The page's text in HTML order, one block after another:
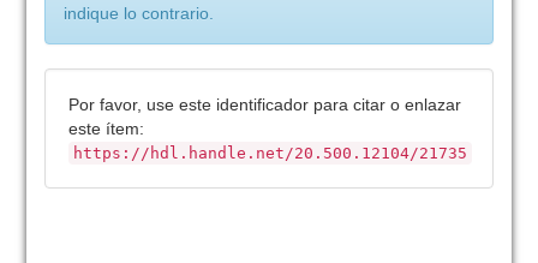
indique lo contrario.
Por favor, use este identificador para citar o enlazar
este ítem:
https://hdl.handle.net/20.500.12104/21735